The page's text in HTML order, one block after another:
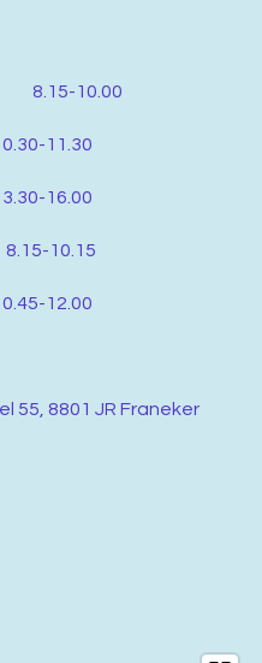
8.15-10.00
55, 8801 JR Franeker